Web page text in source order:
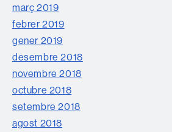
març 2019
febrer 2019
gener 2019
desembre 2018
novembre 2018
octubre 2018
setembre 2018
agost 2018